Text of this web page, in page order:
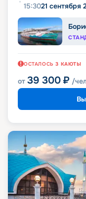
15:3021 сентября
ОСТАЛОСЬ 3 КАЮТЫ
от 39 300 ₽ /чел